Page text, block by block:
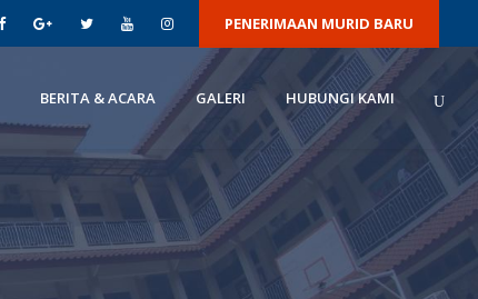
PENERIMAAN MURID BARU
BERITA & ACARA GALERI HUBUNGI KAMI